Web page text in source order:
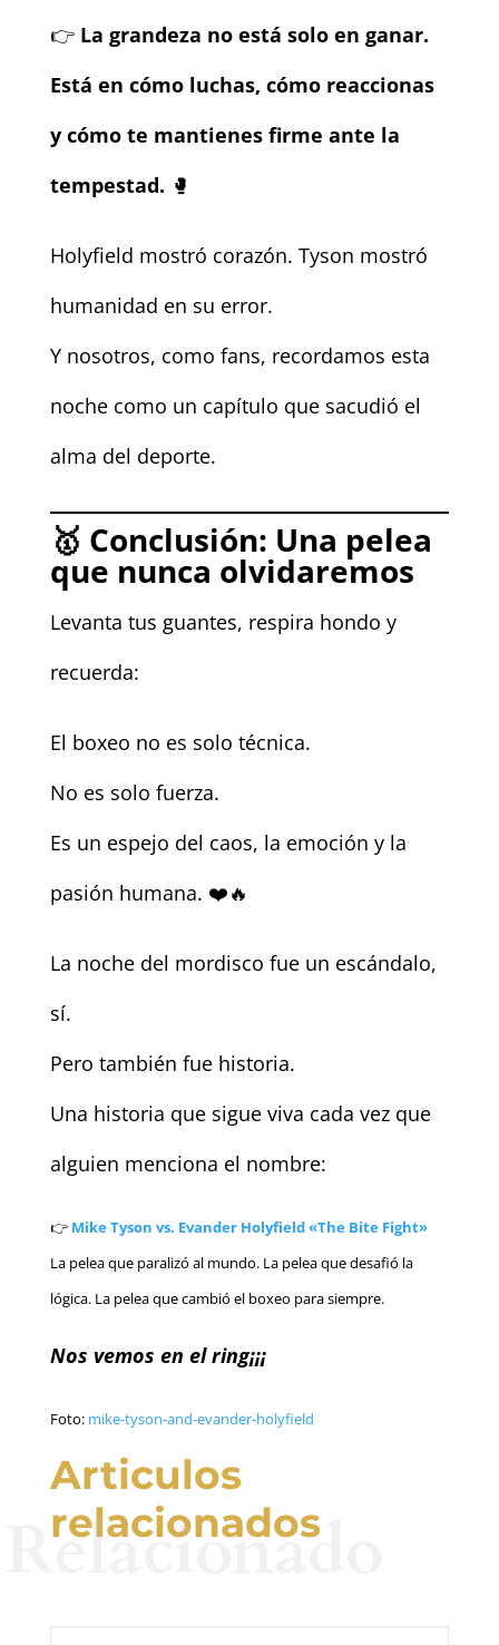
👉 La grandeza no está solo en ganar.
Está en cómo luchas, cómo reaccionas
y cómo te mantienes firme ante la
tempestad. 🥊
Holyfield mostró corazón. Tyson mostró
humanidad en su error.
Y nosotros, como fans, recordamos esta
noche como un capítulo que sacudió el
alma del deporte.
🥇 Conclusión: Una pelea
que nunca olvidaremos
Levanta tus guantes, respira hondo y
recuerda:
El boxeo no es solo técnica.
No es solo fuerza.
Es un espejo del caos, la emoción y la
pasión humana. ❤️🔥
La noche del mordisco fue un escándalo,
sí.
Pero también fue historia.
Una historia que sigue viva cada vez que
alguien menciona el nombre:
👉 Mike Tyson vs. Evander Holyfield «The Bite Fight»
La pelea que paralizó al mundo. La pelea que desafió la
lógica. La pelea que cambió el boxeo para siempre.
Nos vemos en el ring¡¡¡
Foto: mike-tyson-and-evander-holyfield
Articulos
relacionados
Relacionado